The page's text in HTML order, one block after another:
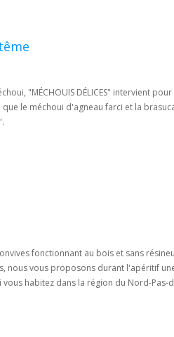
"MÉCHOUIS DÉLICES" intervient
le méchoui d'agneau farci et la
fonctionnant au bois et sans
nous vous proposons durant l'apéritif
habitez dans la région du Nord-